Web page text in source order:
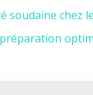
soudaine chez